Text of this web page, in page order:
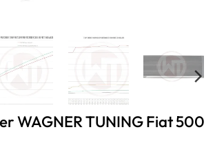
WAGNER TUNING Fiat 500